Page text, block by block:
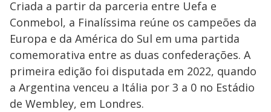
Criada a partir da parceria entre Uefa e
Conmebol, a Finalíssima reúne os campeões da
Europa e da América do Sul em uma partida
comemorativa entre as duas confederações. A
primeira edição foi disputada em 2022, quando
a Argentina venceu a Itália por 3 a 0 no Estádio
de Wembley, em Londres.